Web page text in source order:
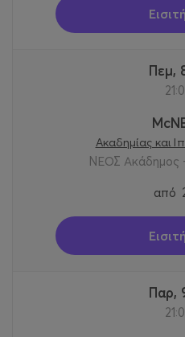
Πεμ,
Ακαδημίας και
ΝΕΟΣ Ακάδημος
από
Παρ,